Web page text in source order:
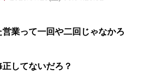
業って一回や二回じゃなかろ
してないだろ？